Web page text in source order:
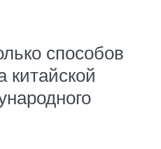
способов
китайской